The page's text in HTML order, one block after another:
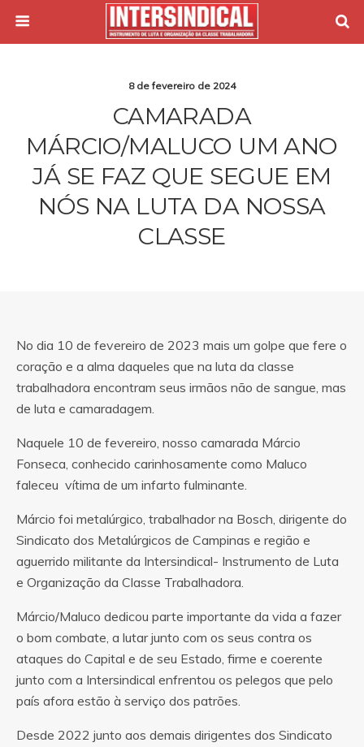
8 de fevereiro de 2024
CAMARADA
MÁRCIO/MALUCO UM ANO
JÁ SE FAZ QUE SEGUE EM
NÓS NA LUTA DA NOSSA
CLASSE
No dia 10 de fevereiro de 2023 mais um golpe que fere o
coração e a alma daqueles que na luta da classe
trabalhadora encontram seus irmãos não de sangue, mas
de luta e camaradagem.
Naquele 10 de fevereiro, nosso camarada Márcio
Fonseca, conhecido carinhosamente como Maluco
faleceu vítima de um infarto fulminante.
Márcio foi metalúrgico, trabalhador na Bosch, dirigente do
Sindicato dos Metalúrgicos de Campinas e região e
aguerrido militante da Intersindical- Instrumento de Luta
e Organização da Classe Trabalhadora.
Márcio/Maluco dedicou parte importante da vida a fazer
o bom combate, a lutar junto com os seus contra os
ataques do Capital e de seu Estado, firme e coerente
junto com a Intersindical enfrentou os pelegos que pelo
país afora estão à serviço dos patrões.
Desde 2022 junto aos demais dirigentes dos Sindicato